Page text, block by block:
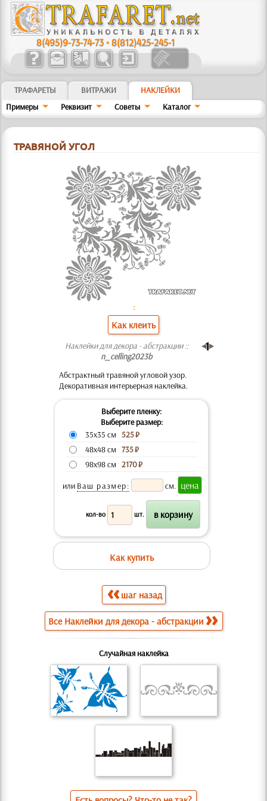
8(495)9-73-74-73 •8(812)425-245-1
ТРАФАРЕТЫ ВИТРАЖИ
НАКЛЕЙКИ
Примеры
Реквизит Советы Kaтaлoг
ТРАВЯНОЙ УГОЛ
:
Как клеить
Наклейки для декора - абстракции ::
n_celling2023b
Абстрактный травяной угловой узор.
Декоративная интерьерная наклейка.
Выберите пленку:
Выберите размер:
35x35 см 525₽
48x48 см 735₽
98x98 см 2170₽
или Ваш размер: см.
кол-во шт.
Как купить
шаг назад
Все Наклейки для декора - абстракции
Случайная наклейка